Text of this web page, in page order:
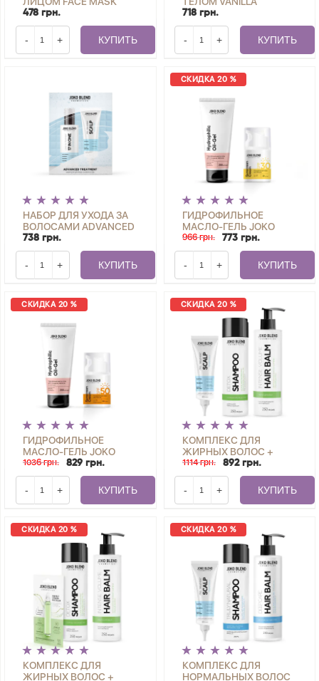
MULTIPACK JOKO BLEND
478 грн.
- + КУПИТЬ
BLOSSOM JOKO BLEND
718 грн.
- + КУПИТЬ
НАБОР ДЛЯ УХОДА ЗА
ВОЛОСАМИ ADVANCED
TREATMENT JOKO
BLEND ADVANCED
TREATMENT JOKO
738 грн.
- + КУПИТЬ
СКИДКА 20 %
ГИДРОФИЛЬНОЕ
МАСЛО-ГЕЛЬ JOKO
BLEND 200 МЛ +
СОЛНЦЕЗАЩИТНЫЙ
КРЕМ ДЛЯ ЛИЦА SPF 30
JOKO BLEND 30 МЛ
966 грн. 773 грн.
- + КУПИТЬ
СКИДКА 20 %
ГИДРОФИЛЬНОЕ
МАСЛО-ГЕЛЬ JOKO
BLEND 200 МЛ +
СОЛНЦЕЗАЩИТНЫЙ
КРЕМ ДЛЯ ЛИЦА SPF 50
JOKO BLEND 30 МЛ
1036 грн. 829 грн.
- + КУПИТЬ
СКИДКА 20 %
КОМПЛЕКС ДЛЯ
ЖИРНЫХ ВОЛОС +
ПИЛИНГ ДЛЯ КОЖИ
ГОЛОВЫ SCALP PEELING
SCRUB JOKO BLEND
1114 грн. 892 грн.
- + КУПИТЬ
СКИДКА 20 %
КОМПЛЕКС ДЛЯ
ЖИРНЫХ ВОЛОС +
СКИДКА 20 %
КОМПЛЕКС ДЛЯ
НОРМАЛЬНЫХ ВОЛОС